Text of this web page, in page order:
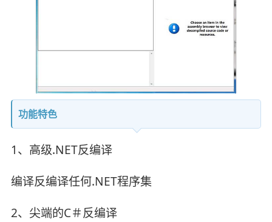
功能特色
1、高级.NET反编译
编译反编译任何.NET程序集
2、尖端的C＃反编译